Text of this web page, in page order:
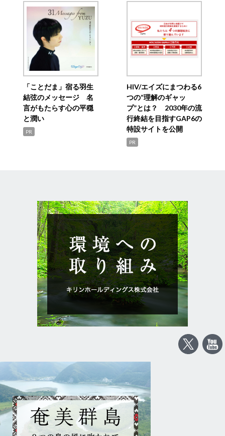
「ことだま」宿る羽生
結弦のメッセージ 名
言がもたらす心の平穏
と潤い
PR
HIV/エイズにまつわる6
つの“理解のギャッ
プ”とは？ 2030年の流
行終結を目指すGAP6の
特設サイトを公開
PR